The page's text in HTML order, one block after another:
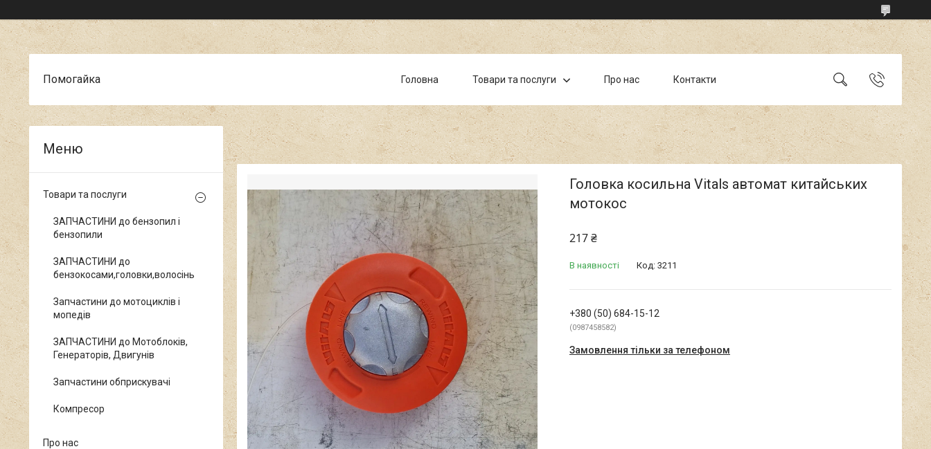
Помогайка Головна Товари та послуги Про нас Контакти
Головка косильна Vitals автомат китайських
мотокос
217 ₴
В наявності Код: 3211
+380 (50) 684-15-12
0987458582
Замовлення тільки за телефоном
Товари та послуги
ЗАПЧАСТИНИ до бензопил і
бензопили
ЗАПЧАСТИНИ до
бензокосами,головки,волосінь
Запчастини до мотоциклів і
мопедів
ЗАПЧАСТИНИ до Мотоблоків,
Генераторів, Двигунів
Запчастини обприскувачі
Компресор
Про нас